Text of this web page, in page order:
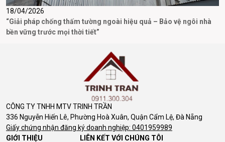
18/04/2026
“Giải pháp chống thấm tường ngoài hiệu quả – Bảo vệ ngôi nhà
bền vững trước mọi thời tiết”
CÔNG TY TNHH MTV TRINH TRẦN
336 Nguyễn Hiến Lê, Phường Hoà Xuân, Quận Cẩm Lệ, Đà Nẵng
Giấy chứng nhận đăng ký doanh nghiệp: 0401959989
GIỚI THIỆU
LIÊN KẾT VỚI CHÚNG TÔI